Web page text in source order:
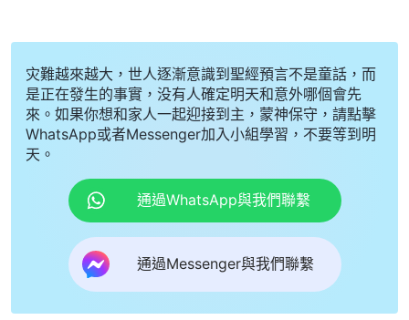
灾難越來越大，世人逐漸意識到聖經預言不是童話，而
是正在發生的事實，没有人確定明天和意外哪個會先
來。如果你想和家人一起迎接到主，蒙神保守，請點擊
WhatsApp或者Messenger加入小組學習，不要等到明
天。
通過WhatsApp與我們聯繫
通過Messenger與我們聯繫